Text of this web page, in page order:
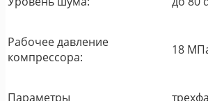
Рабочее давление
компрессора:
18
Параметры